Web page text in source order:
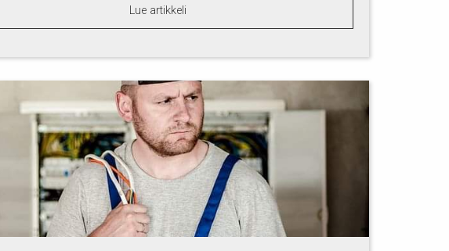
Lue artikkeli